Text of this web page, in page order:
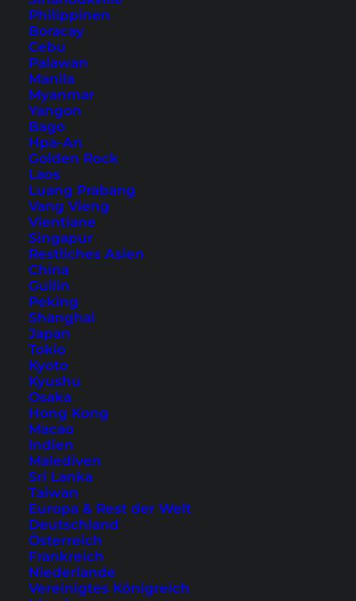
Philippinen
Boracay
Cebu
Palawan
Manila
Myanmar
Yangon
Bago
Hpa-An
Golden Rock
Laos
Luang Prabang
Vang Vieng
Vientiane
Singapur
Restliches Asien
China
Guilin
Peking
Shanghai
Japan
Tokio
Kyoto
Kyushu
Osaka
Hong Kong
Macao
Indien
Malediven
Sri Lanka
Taiwan
Europa & Rest der Welt
Deutschland
Österreich
Frankreich
Niederlande
Vereinigtes Königreich
Tokio Sehenswürdigkeiten
Sydney Tipps
Paris Geheimtipps
London Sehenswürdigkeiten
Malediven auf eigene Faust
Unsere Reiseführer
Bangkok Reiseführer
Same Way But Different – Thailand
Reiserouten
Phuket Reiseführer
Koh Samui Reiseführer
Koh Phangan Reiseführer
Lombok Reiseführer
Ratgeber & Tipps
Full Moon Party Koh Phangan - Termine &
Infos
Wichtige Links für Reisende
Newsletter
Hotels Buchen Tipps
Flüge Buchen Tipps